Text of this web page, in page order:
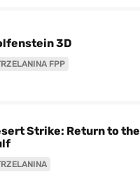
3D
FPP
Strike: Return to the